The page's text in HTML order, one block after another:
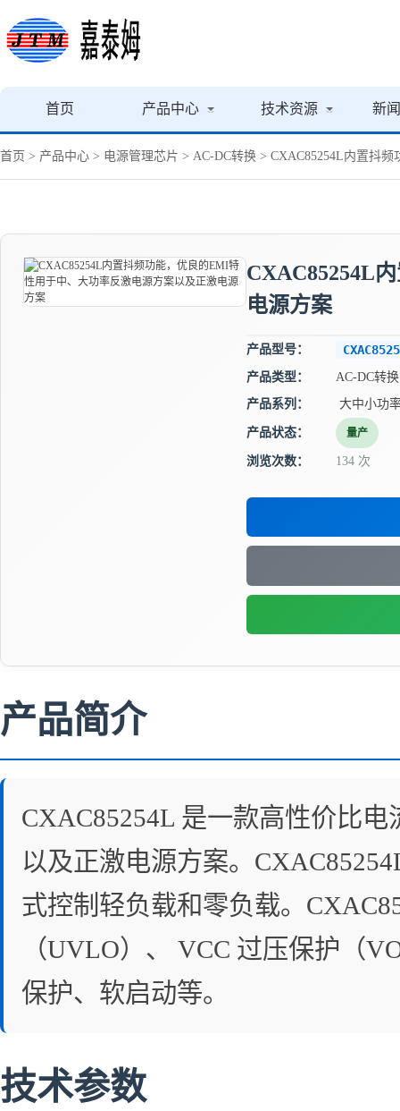
首页 产品中心 技术资源 新
首页 > 产品中心 > 电源管理芯片 > AC-DC转换 > CXAC85254L内置抖
CXAC85254L
电源方案
产品型号：
产品类型：
AC-DC转换
产品系列：
大中小功
产品状态： 量产
浏览次数： 134 次
产品简介
CXAC85254L 是一款高性价比
以及正激电源方案。
式控制轻负载和零负载。
（UVLO）、 VCC 过压保护（
保护、软启动等。
技术参数